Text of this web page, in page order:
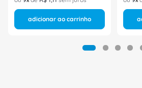
adicionar ao carrinho